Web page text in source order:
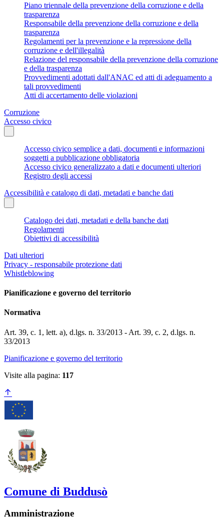
Piano triennale della prevenzione della corruzione e della
trasparenza
Responsabile della prevenzione della corruzione e della
trasparenza
Regolamenti per la prevenzione e la repressione della
corruzione e dell'illegalità
Relazione del responsabile della prevenzione della corruzione
e della trasparenza
Provvedimenti adottati dall'ANAC ed atti di adeguamento a
tali provvedimenti
Atti di accertamento delle violazioni
Corruzione
Accesso civico
Accesso civico semplice a dati, documenti e informazioni
soggetti a pubblicazione obbligatoria
Accesso civico generalizzato a dati e documenti ulteriori
Registro degli accessi
Accessibilità e catalogo di dati, metadati e banche dati
Catalogo dei dati, metadati e della banche dati
Regolamenti
Obiettivi di accessibilità
Dati ulteriori
Privacy - responsabile protezione dati
Whistleblowing
Pianificazione e governo del territorio
Normativa
Art. 39, c. 1, lett. a), d.lgs. n. 33/2013 - Art. 39, c. 2, d.lgs. n.
33/2013
Pianificazione e governo del territorio
Visite alla pagina: 117
Comune di Buddusò
Amministrazione